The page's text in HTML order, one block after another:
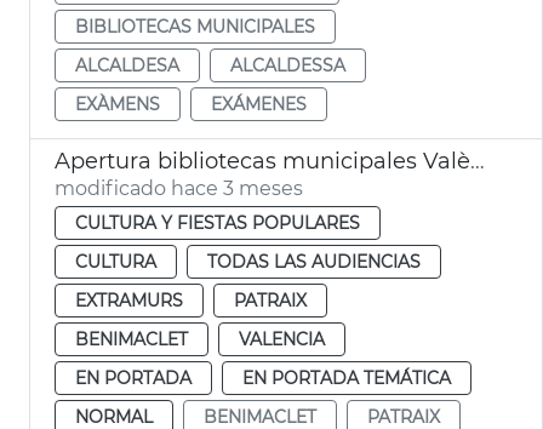
BIBLIOTECAS MUNICIPALES
ALCALDESA
ALCALDESSA
EXÀMENS
EXÁMENES
Apertura bibliotecas municipales València 24 horas por exámenes
modificado hace 3 meses
CULTURA Y FIESTAS POPULARES
CULTURA
TODAS LAS AUDIENCIAS
EXTRAMURS
PATRAIX
BENIMACLET
VALENCIA
EN PORTADA
EN PORTADA TEMÁTICA
NORMAL
BENIMACLET
PATRAIX